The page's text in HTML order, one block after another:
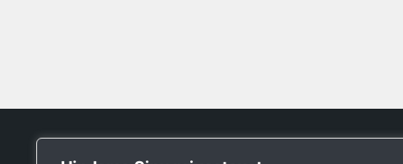
Tööpank